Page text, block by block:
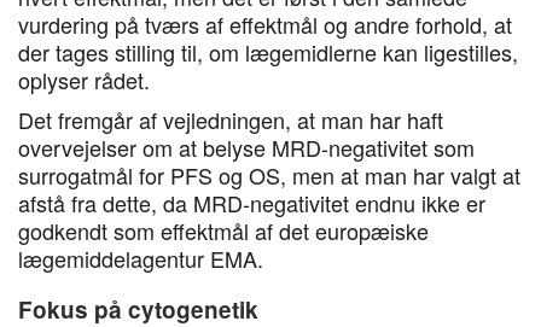
vurdering på tværs af effektmål og andre forhold, at
der tages stilling til, om lægemidlerne kan ligestilles,
oplyser rådet.
Det fremgår af vejledningen, at man har haft
overvejelser om at belyse MRD-negativitet som
surrogatmål for PFS og OS, men at man har valgt at
afstå fra dette, da MRD-negativitet endnu ikke er
godkendt som effektmål af det europæiske
lægemiddelagentur EMA.
Fokus på cytogenetik